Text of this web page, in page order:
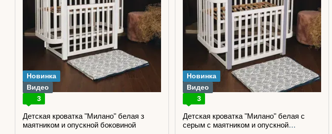
Новинка
Видео
3
Детская кроватка "Милано" белая з
маятником и опускной боковиной
Новинка
Видео
3
Детская кроватка "Милано" белая с
серым с маятником и опускной